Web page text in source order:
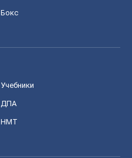
Бокс
Учебники
ДПА
НМТ